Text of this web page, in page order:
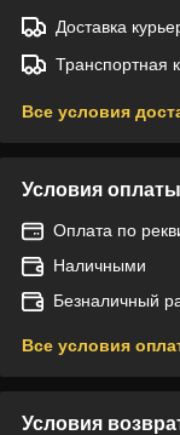
Доставка
Транспортная
Все условия
Условия оплаты
Оплата по
Наличными
Безналичный
Все условия
Условия